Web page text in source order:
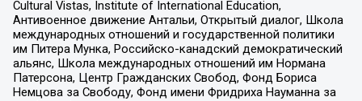
Cultural Vistas, Institute of International Education,
Антивоенное движение Антальи, Открытый диалог, Школа
международных отношений и государственной политики
им Питера Мунка, Российско-канадский демократический
альянс, Школа международных отношений им Нормана
Патерсона, Центр Гражданских Свобод, Фонд Бориса
Немцова за Свободу, Фонд имени Фридриха Науманна за